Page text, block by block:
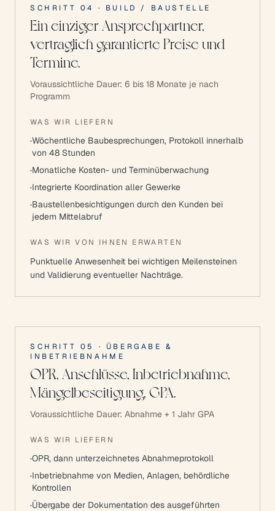
SCHRITT 04 · BUILD / BAUSTELLE
Ein einziger Ansprechpartner,
vertraglich garantierte Preise und
Termine.
Voraussichtliche Dauer: 6 bis 18 Monate je nach
Programm
WAS WIR LIEFERN
·Wöchentliche Baubesprechungen, Protokoll innerhalb
von 48 Stunden
·Monatliche Kosten- und Terminüberwachung
·Integrierte Koordination aller Gewerke
·Baustellenbesichtigungen durch den Kunden bei
jedem Mittelabruf
WAS WIR VON IHNEN ERWARTEN
Punktuelle Anwesenheit bei wichtigen Meilensteinen
und Validierung eventueller Nachträge.
SCHRITT 05 · ÜBERGABE &
INBETRIEBNAHME
OPR, Anschlüsse, Inbetriebnahme,
Mängelbeseitigung, GPA.
Voraussichtliche Dauer: Abnahme + 1 Jahr GPA
WAS WIR LIEFERN
·OPR, dann unterzeichnetes Abnahmeprotokoll
·Inbetriebnahme von Medien, Anlagen, behördliche
Kontrollen
·Übergabe der Dokumentation des ausgeführten